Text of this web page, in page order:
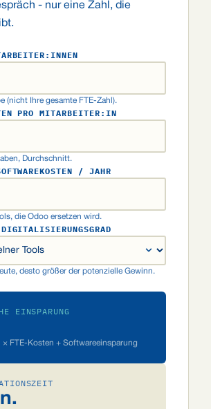
- nur eine Zahl, die
(nicht Ihre gesamte FTE-Zahl).
PRO MITARBEITER:IN
Durchschnitt.
/ JAHR
die Odoo ersetzen wird.
desto größer der potenzielle Gewinn.
EINSPARUNG
× FTE-Kosten + Softwareeinsparung